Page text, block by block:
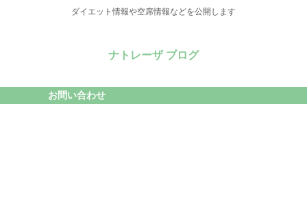
ダイエット情報や空席情報などを公開します
ナトレーザ ブログ
お問い合わせ